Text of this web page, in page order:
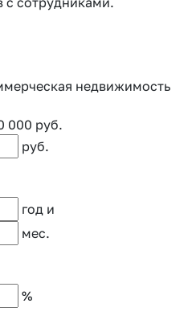
недвижимость
000 руб.
руб.
год и
мес.
%